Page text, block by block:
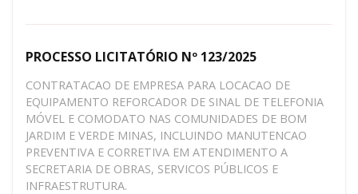
PROCESSO LICITATÓRIO Nº 123/2025
CONTRATACAO DE EMPRESA PARA LOCACAO DE
EQUIPAMENTO REFORCADOR DE SINAL DE TELEFONIA
MÓVEL E COMODATO NAS COMUNIDADES DE BOM
JARDIM E VERDE MINAS, INCLUINDO MANUTENCAO
PREVENTIVA E CORRETIVA EM ATENDIMENTO A
SECRETARIA DE OBRAS, SERVICOS PÚBLICOS E
INFRAESTRUTURA.